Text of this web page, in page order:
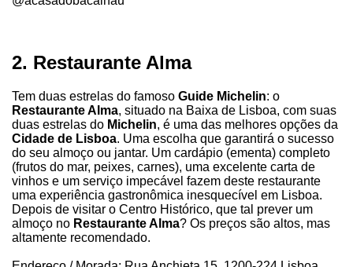
2. Restaurante Alma
Tem duas estrelas do famoso Guide Michelin: o
Restaurante Alma, situado na Baixa de Lisboa, com suas
duas estrelas do Michelin, é uma das melhores opções da
Cidade de Lisboa. Uma escolha que garantirá o sucesso
do seu almoço ou jantar. Um cardápio (ementa) completo
(frutos do mar, peixes, carnes), uma excelente carta de
vinhos e um serviço impecável fazem deste restaurante
uma experiência gastronômica inesquecível em Lisboa.
Depois de visitar o Centro Histórico, que tal prever um
almoço no Restaurante Alma? Os preços são altos, mas
altamente recomendado.